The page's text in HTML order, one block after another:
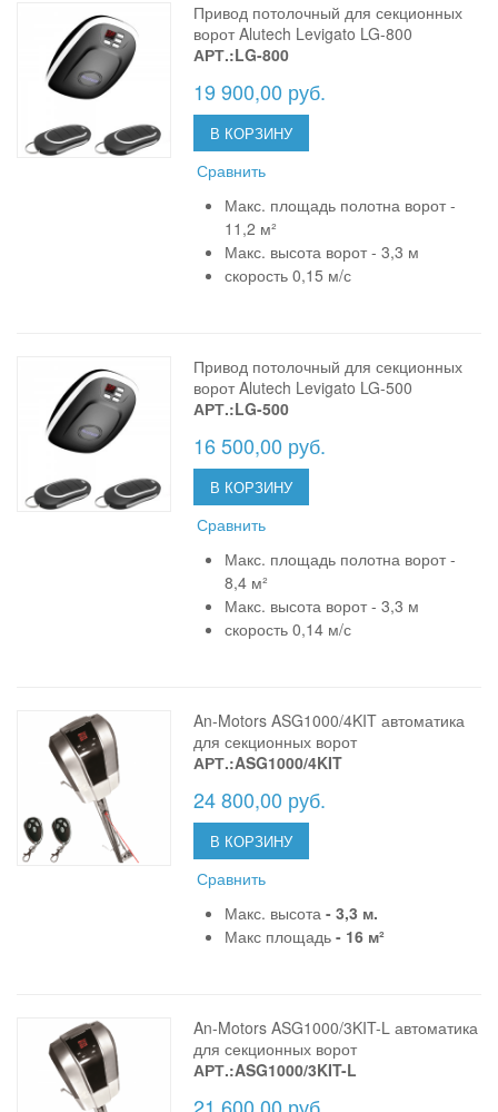
Привод потолочный для секционных
ворот Alutech Levigato LG-800
АРТ.:LG-800
19 900,00 руб.
В КОРЗИНУ
Сравнить
Макс. площадь полотна ворот -
11,2 м²
Макс. высота ворот - 3,3 м
скорость 0,15 м/с
Привод потолочный для секционных
ворот Alutech Levigato LG-500
АРТ.:LG-500
16 500,00 руб.
В КОРЗИНУ
Сравнить
Макс. площадь полотна ворот -
8,4 м²
Макс. высота ворот - 3,3 м
скорость 0,14 м/с
An-Motors ASG1000/4KIT автоматика
для секционных ворот
АРТ.:ASG1000/4KIT
24 800,00 руб.
В КОРЗИНУ
Сравнить
Макс. высота - 3,3 м.
Макс площадь - 16 м²
An-Motors ASG1000/3KIT-L автоматика
для секционных ворот
АРТ.:ASG1000/3KIT-L